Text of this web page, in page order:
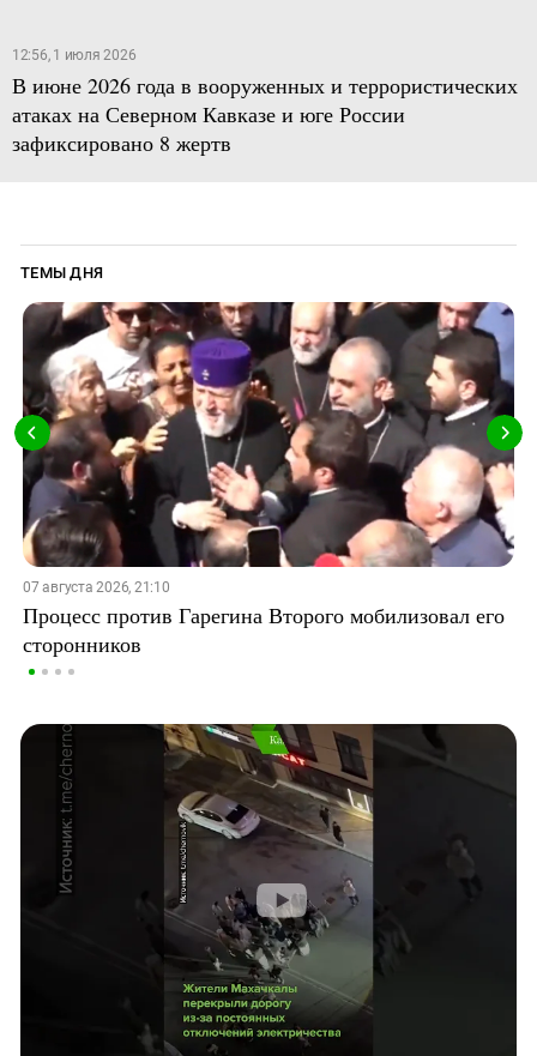
12:56, 1 июля 2026
В июне 2026 года в вооруженных и террористических
атаках на Северном Кавказе и юге России
зафиксировано 8 жертв
ТЕМЫ ДНЯ
07 августа 2026, 21:10
Процесс против Гарегина Второго мобилизовал его
сторонников